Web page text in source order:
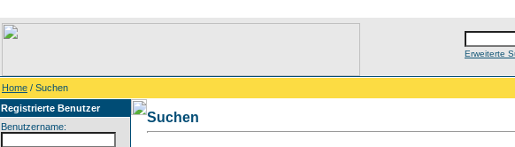
Erweiterte
Home / Suchen
Registrierte Benutzer
Benutzername:
Suchen